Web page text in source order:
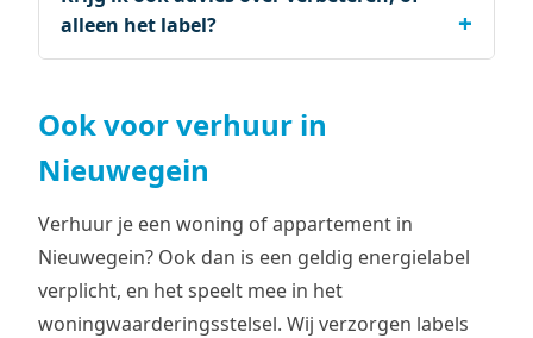
alleen het label?
Ook voor verhuur in
Nieuwegein
Verhuur je een woning of appartement in
Nieuwegein? Ook dan is een geldig energielabel
verplicht, en het speelt mee in het
woningwaarderingsstelsel. Wij verzorgen labels